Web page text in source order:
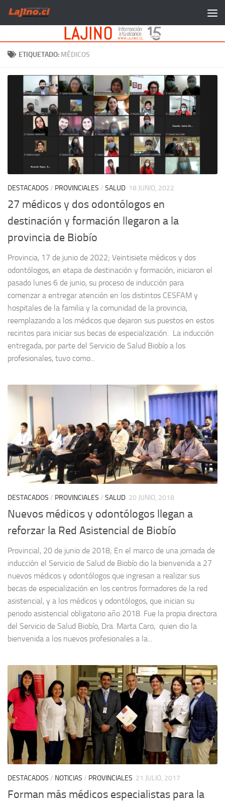
Saltar al contenido
ETIQUETADO: MÉDICOS
DESTACADOS / PROVINCIALES / SALUD 18 JUNIO, 2022
27 médicos y dos odontólogos en
destinación y formación llegaron a la
provincia de Biobío
Provincia, 17 de junio de 2022; Veintisiete médicos y dos
odontólogos, en etapa de destinación y formación, iniciaron el
pasado lunes 6 de junio, su proceso de inducción para
comenzar a entregar atención en los distintos CESFAM y
hospitales de la familia y la comunidad de la provincia,
reemplazando a los médicos que dejaron sus puestos en estos
recintos para iniciar sus becas de especialización. La inducción
entregada, por parte del Servicio de Salud Biobío a los
profesionales, tuvo como...
DESTACADOS / PROVINCIALES / SALUD 20 JUNIO, 2018
Nuevos médicos y odontólogos llegan a
reforzar la Red Asistencial de Biobío
Provincial, 20 de junio de 2018; En el marco de una jornada de
inducción el Servicio de Salud de Biobío dio la bienvenida a 27
nuevos médicos y odontólogos que ingresan a realizar sus
becas de especialización en los centros formadores de la red
asistencial, y a los médicos y odontólogos, que inician su
periodo asistencial obligatorio año 2018. Fue la propia directora
del Servicio de Salud Biobío, Dra. Marta Caro, quien dio la
bienvenida a los nuevos profesionales a la...
DESTACADOS / NOTICIAS / PROVINCIALES 21 JULIO, 2017
Forman más médicos especialistas para la